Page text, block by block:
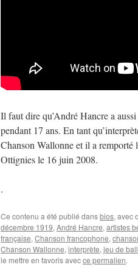
Il faut dire qu’André Hancre a
pendant 17 ans. En tant
Chanson Wallonne et il a remporté
Ottignies le 16 juin 2008.
.
Ce contenu a été publié dansbios, avec
décembre 1919, André Hancre, artistes
française, Chanson francophone,
Chanson Wallonne, interprète, jeu de
le mettre en favoris avecce permalien.